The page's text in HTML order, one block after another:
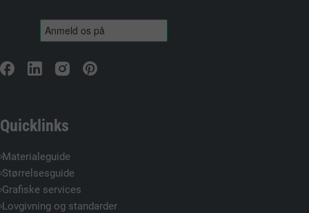
Quicklinks
Materialeguide
Størrelsesguide
Grafiske services
Lovgivning og standarder